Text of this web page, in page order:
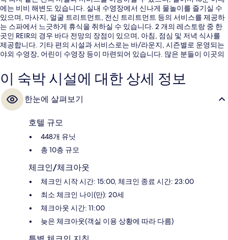
에는 비비 해변도 있습니다. 실내 수영장에서 신나게 물놀이를 즐기실 수
있으며, 마사지, 얼굴 트리트먼트, 전신 트리트먼트 등의 서비스를 제공하
는 스파에서 느긋하게 휴식을 취하실 수 있습니다. 2 개의 레스토랑 중 한
곳인 REIR의 경우 바다 전망의 장점이 있으며, 아침, 점심 및 저녁 식사를
제공합니다. 기타 편의 시설과 서비스로는 바/라운지, 시즌별로 운영되는
야외 수영장, 어린이 수영장 등이 마련되어 있습니다. 많은 분들이 이곳의
이 숙박 시설에 대한 상세 정보
한눈에 살펴보기
호텔 규모
448개 유닛
총 10층 규모
체크인/체크아웃
체크인 시작 시간: 15:00, 체크인 종료 시간: 23:00
최소 체크인 나이(만): 20세
체크아웃 시간: 11:00
늦은 체크아웃(객실 이용 상황에 따라 다름)